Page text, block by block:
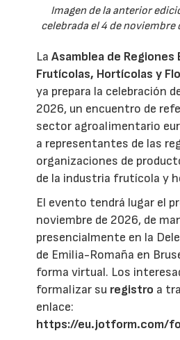
Imagen de la anterior
celebrada el 4 de noviembre
LaAsamblea de Regiones
Frutícolas, Hortícolas y
ya prepara la celebración
2026, un encuentro de
sector agroalimentario
a representantes de las
organizaciones de
de la industria frutícola y
El evento tendrá lugar el
noviembre de 2026, de
presencialmente en la
de Emilia-Romaña en
forma virtual. Los
formalizar su registro a
enlace:
https://eu.jotform.com/